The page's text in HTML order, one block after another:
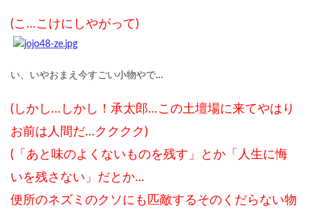
(こ…こけにしやがって)
い、いやおまえ今すごい小物やで…
(しかし…しかし！承太郎…この土壇場に来てやはり
お前は人間だ…クククク)
(「あと味のよくないものを残す」とか「人生に悔
いを残さない」だとか…
便所のネズミのクソにも匹敵するそのくだらない物